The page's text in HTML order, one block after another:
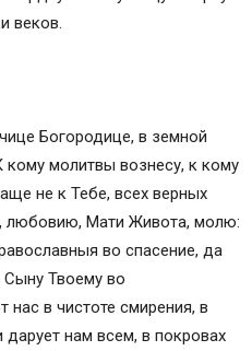
веков.
Богородице, в земной
молитвы вознесу, к кому
не к Тебе, всех верных
любовию, Мати Живота, молю:
во спасение, да
Твоему во
в чистоте смирения, в
нам всем, в покровах